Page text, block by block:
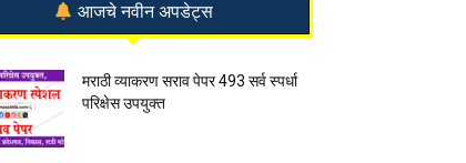
आजचे नवीन अपडेट्स
मराठी व्याकरण सराव पेपर 493 सर्व स्पर्धा
परिक्षेस उपयुक्त